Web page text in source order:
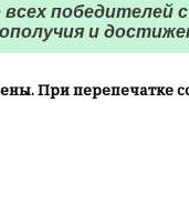
победителей
и
При перепечатке